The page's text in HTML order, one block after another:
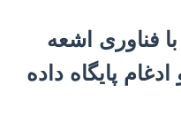
شمارنده قطعات SMT با فناوری اشعه
پایگاه داده